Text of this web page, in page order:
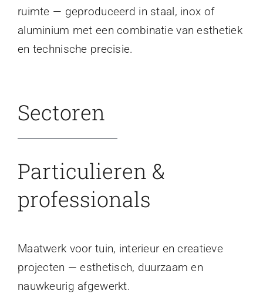
ruimte — geproduceerd in staal, inox of
aluminium met een combinatie van esthetiek
en technische precisie.
Sectoren
Particulieren &
professionals
Maatwerk voor tuin, interieur en creatieve
projecten — esthetisch, duurzaam en
nauwkeurig afgewerkt.